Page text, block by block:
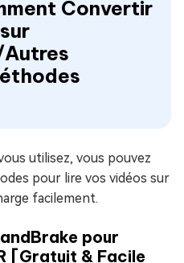
Convertir
utilisez, vous pouvez
pour lire vos vidéos sur
facilement.
pour
[Gratuit & Facile